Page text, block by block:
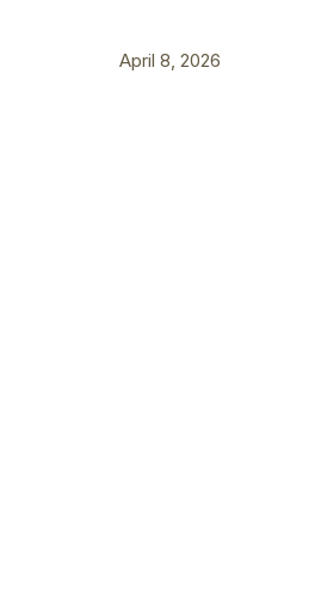
April 8, 2026